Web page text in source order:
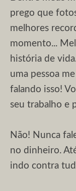
prego que
melhores
momento...
história de
uma pessoa
falando isso!
seu trabalho e
Não! Nunca
no dinheiro.
indo contra